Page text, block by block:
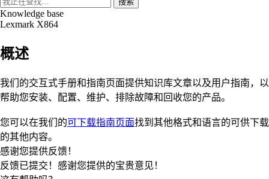
Knowledge base
Lexmark X864
概述
我们的交互式手册和指南页面提供知识库文章以及用户指南，以
帮助您安装、配置、维护、排除故障和回收您的产品。
您可以在我们的可下载指南页面找到其他格式和语言的可供下载
的其他内容。
感谢您提供反馈！
反馈已提交！感谢您提供的宝贵意见！